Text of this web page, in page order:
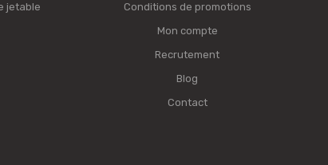
jetable
Conditions de promotions
Mon compte
Recrutement
Blog
Contact